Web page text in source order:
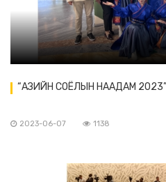
“АЗИЙН СОЁЛЫН НААДАМ
2023-06-07 1138